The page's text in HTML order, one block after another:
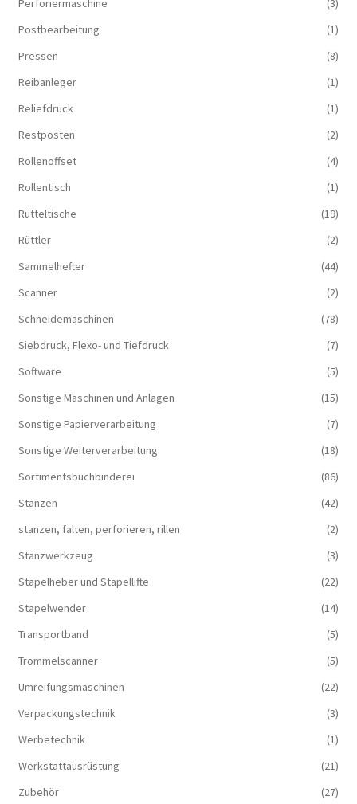
Perforiermaschine
(3)
Postbearbeitung
(1)
Pressen
(8)
Reibanleger
(1)
Reliefdruck
(1)
Restposten
(2)
Rollenoffset
(4)
Rollentisch
(1)
Rütteltische
(19)
Rüttler
(2)
Sammelhefter
(44)
Scanner
(2)
Schneidemaschinen
(78)
Siebdruck, Flexo- und Tiefdruck
(7)
Software
(5)
Sonstige Maschinen und Anlagen
(15)
Sonstige Papierverarbeitung
(7)
Sonstige Weiterverarbeitung
(18)
Sortimentsbuchbinderei
(86)
Stanzen
(42)
stanzen, falten, perforieren, rillen
(2)
Stanzwerkzeug
(3)
Stapelheber und Stapellifte
(22)
Stapelwender
(14)
Transportband
(5)
Trommelscanner
(5)
Umreifungsmaschinen
(22)
Verpackungstechnik
(3)
Werbetechnik
(1)
Werkstattausrüstung
(21)
Zubehör
(27)